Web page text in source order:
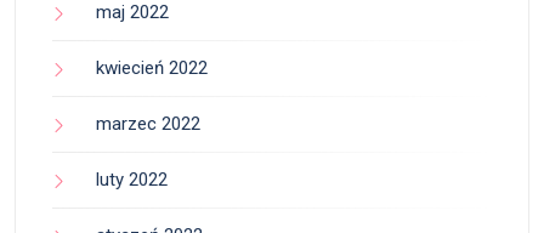
maj 2022
kwiecień 2022
marzec 2022
luty 2022